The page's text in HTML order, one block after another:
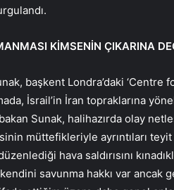
KİMSENİN ÇIKARINA
başkent Londra’daki ‘Centre
İsrail’in İran topraklarına
Sunak, halihazırda olay
müttefikleriyle ayrıntıları teyit
hava saldırısını
savunma hakkı var ancak